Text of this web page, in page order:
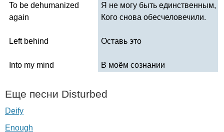
To be dehumanized
again
Left behind
Into my mind
Я не могу быть единственным,
Кого снова обесчеловечили.
Оставь это
В моём сознании
Еще песни Disturbed
Deify
Enough